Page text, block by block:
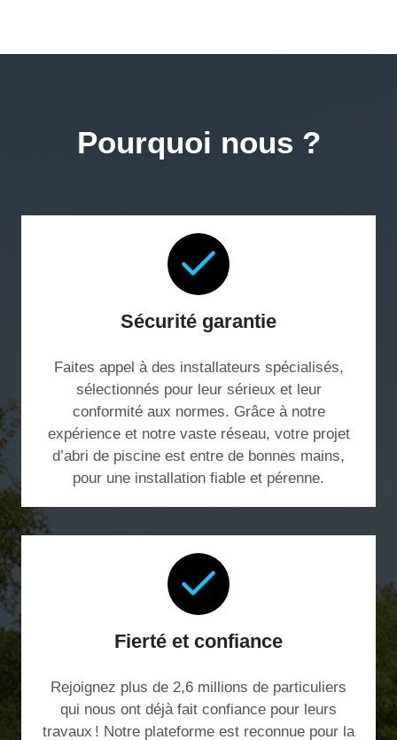
Pourquoi nous ?
Sécurité garantie
Faites appel à des installateurs spécialisés,
sélectionnés pour leur sérieux et leur
conformité aux normes. Grâce à notre
expérience et notre vaste réseau, votre projet
d’abri de piscine est entre de bonnes mains,
pour une installation fiable et pérenne.
Fierté et confiance
Rejoignez plus de 2,6 millions de particuliers
qui nous ont déjà fait confiance pour leurs
travaux ! Notre plateforme est reconnue pour la